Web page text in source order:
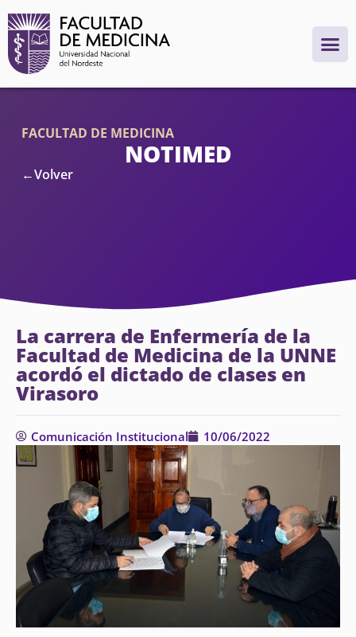
FACULTAD DE MEDICINA
NOTIMED
←Volver
La carrera de Enfermería de la
Facultad de Medicina de la UNNE
acordó el dictado de clases en
Virasoro
Comunicación Institucional 10/06/2022